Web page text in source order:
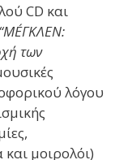
CD και
“ΜÉΓΚΛΕΝ:
των
λόγου
μοιρολόι)